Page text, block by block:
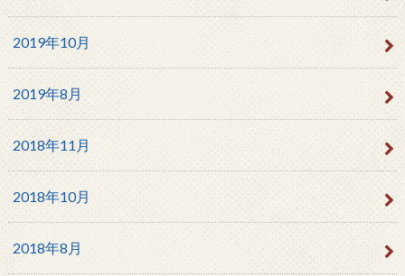
2019年10月
2019年8月
2018年11月
2018年10月
2018年8月